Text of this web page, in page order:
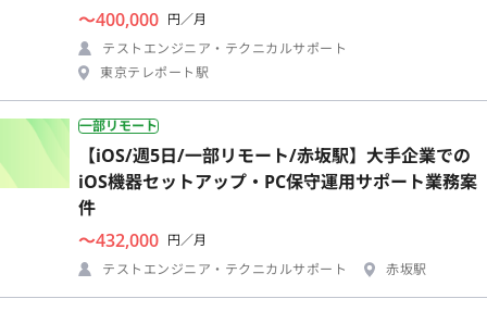
〜400,000 円／月
テストエンジニア・テクニカルサポート
東京テレポート駅
一部リモート
【iOS/週5日/一部リモート/赤坂駅】大手企業での
iOS機器セットアップ・PC保守運用サポート業務案
件
〜432,000 円／月
テストエンジニア・テクニカルサポート
赤坂駅